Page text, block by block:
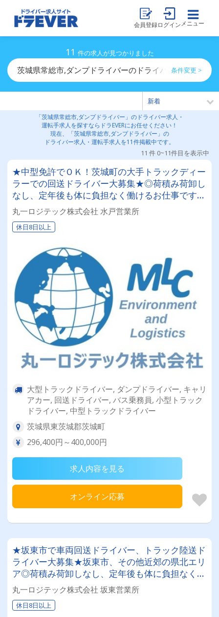
会員登録ログイン メニュー
11 件の求人が見つかりました
茨城県常総市,ダンプドライバーのドライバー求人・運転
条件変更 >
「茨城県常総市,ダンプドライバー」のドライバー求人・
運転手求人を探すならドラEVERにお任せください！
現在、「茨城県常総市,ダンプドライバー」の
ドライバー求人・運転手求人を11件掲載中です。
11 件 0~11件目を表示中
★中型免許でＯＫ！茨城町の大手トラックディー
ラーでの回送ドライバー大募集★◎荷積み荷卸し
なし、定年後も体に負担なく働けるお仕事です◎
日勤業務のみで土日祝日休みの年間１２０日以
上！プライベート充実♪
丸一ロジテック株式会社 水戸営業所
休日8日以上
大型トラックドライバー, ダンプドライバー, キャリ
アカー, 回送ドライバー, バス乗務員, 小型トラック
ドライバー, 中型トラックドライバー
茨城県東茨城郡茨城町
296,400円～400,000円
求人内容を見る
オンライン応募
★坂東市で車両回送ドライバー、トラック陸送ド
ライバー大募集★坂東市、その他近郊の県北エリ
ア◎荷積み荷卸しなし、定年後も体に負担なく働
けるお仕事です◎日勤業務のみで土日祝日休みの
年間１２０日以上！プライベート充実♪
丸一ロジテック株式会社 坂東営業所
休日8日以上